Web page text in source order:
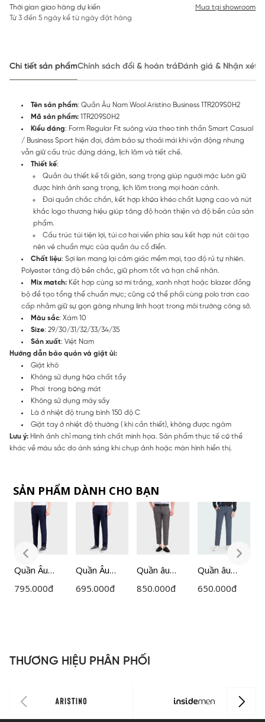
Thời gian giao hàng dự kiến
Từ 3 đến 5 ngày kể từ ngày đặt hàng
Mua tại showroom
Chi tiết sản phẩmChính sách đổi & hoàn trảĐánh giá & Nhận xét
Tên sản phẩm: Quần Âu Nam Wool Aristino Business 1TR209S0H2
Mã sản phẩm: 1TR209S0H2
Kiểu dáng: Form Regular Fit suông vừa theo tinh thần Smart Casual
/ Business Sport hiện đại, đảm bảo sự thoải mái khi vận động nhưng
vẫn giữ cấu trúc đứng dáng, lịch lãm và tiết chế.
Thiết kế:
Quần âu thiết kế tối giản, sang trọng giúp người mặc luôn giữ
được hình ảnh sang trọng, lịch lãm trong mọi hoàn cảnh.
Đai quần chắc chắn, kết hợp khóa khéo chất lượng cao và nút
khắc logo thương hiệu giúp tăng độ hoàn thiện và độ bền của sản
phẩm.
Cấu trúc túi tiện lợi, túi cơ hai viền phía sau kết hợp nút cài tạo
nên vẻ chuẩn mực của quần âu cổ điển.
Chất liệu: Sợi len mang lại cảm giác mềm mại, tạo độ rủ tự nhiên.
Polyester tăng độ bền chắc, giữ phom tốt và hạn chế nhăn.
Mix match: Kết hợp cùng sơ mi trắng, xanh nhạt hoặc blazer đồng
bộ để tạo tổng thể chuẩn mực; cũng có thể phối cùng polo trơn cao
cấp nhằm giữ sự gọn gàng nhưng linh hoạt trong môi trường công sở.
Màu sắc: Xám 10
Size: 29/30/31/32/33/34/35
Sản xuất: Việt Nam
Hướng dẫn bảo quản và giặt ủi:
Giặt khô
Không sử dụng hóa chất tẩy
Phơi trong bóng mát
Không sử dụng máy sấy
Là ở nhiệt độ trung bình 150 độ C
Giặt tay ở nhiệt độ thường ( khi cần thiết), không được ngâm
Lưu ý: Hình ảnh chỉ mang tính chất minh họa. Sản phẩm thực tế có thể
khác về màu sắc do ánh sáng khi chụp ảnh hoặc màn hình hiển thị.
SẢN PHẨM DÀNH CHO BẠN
Quần Âu
Nam
795.000đ
Quần Âu
Nam
695.000đ
Quần âu
Insidemen
850.000đ
Quần âu
Insidemen
650.000đ
THƯƠNG HIỆU PHÂN PHỐI